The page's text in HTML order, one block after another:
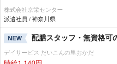
株式会社京栄センター
派遣社員 / 神奈川県
NEW 配膳スタッフ・無資格可
デイサービス だいこんの里おかだ